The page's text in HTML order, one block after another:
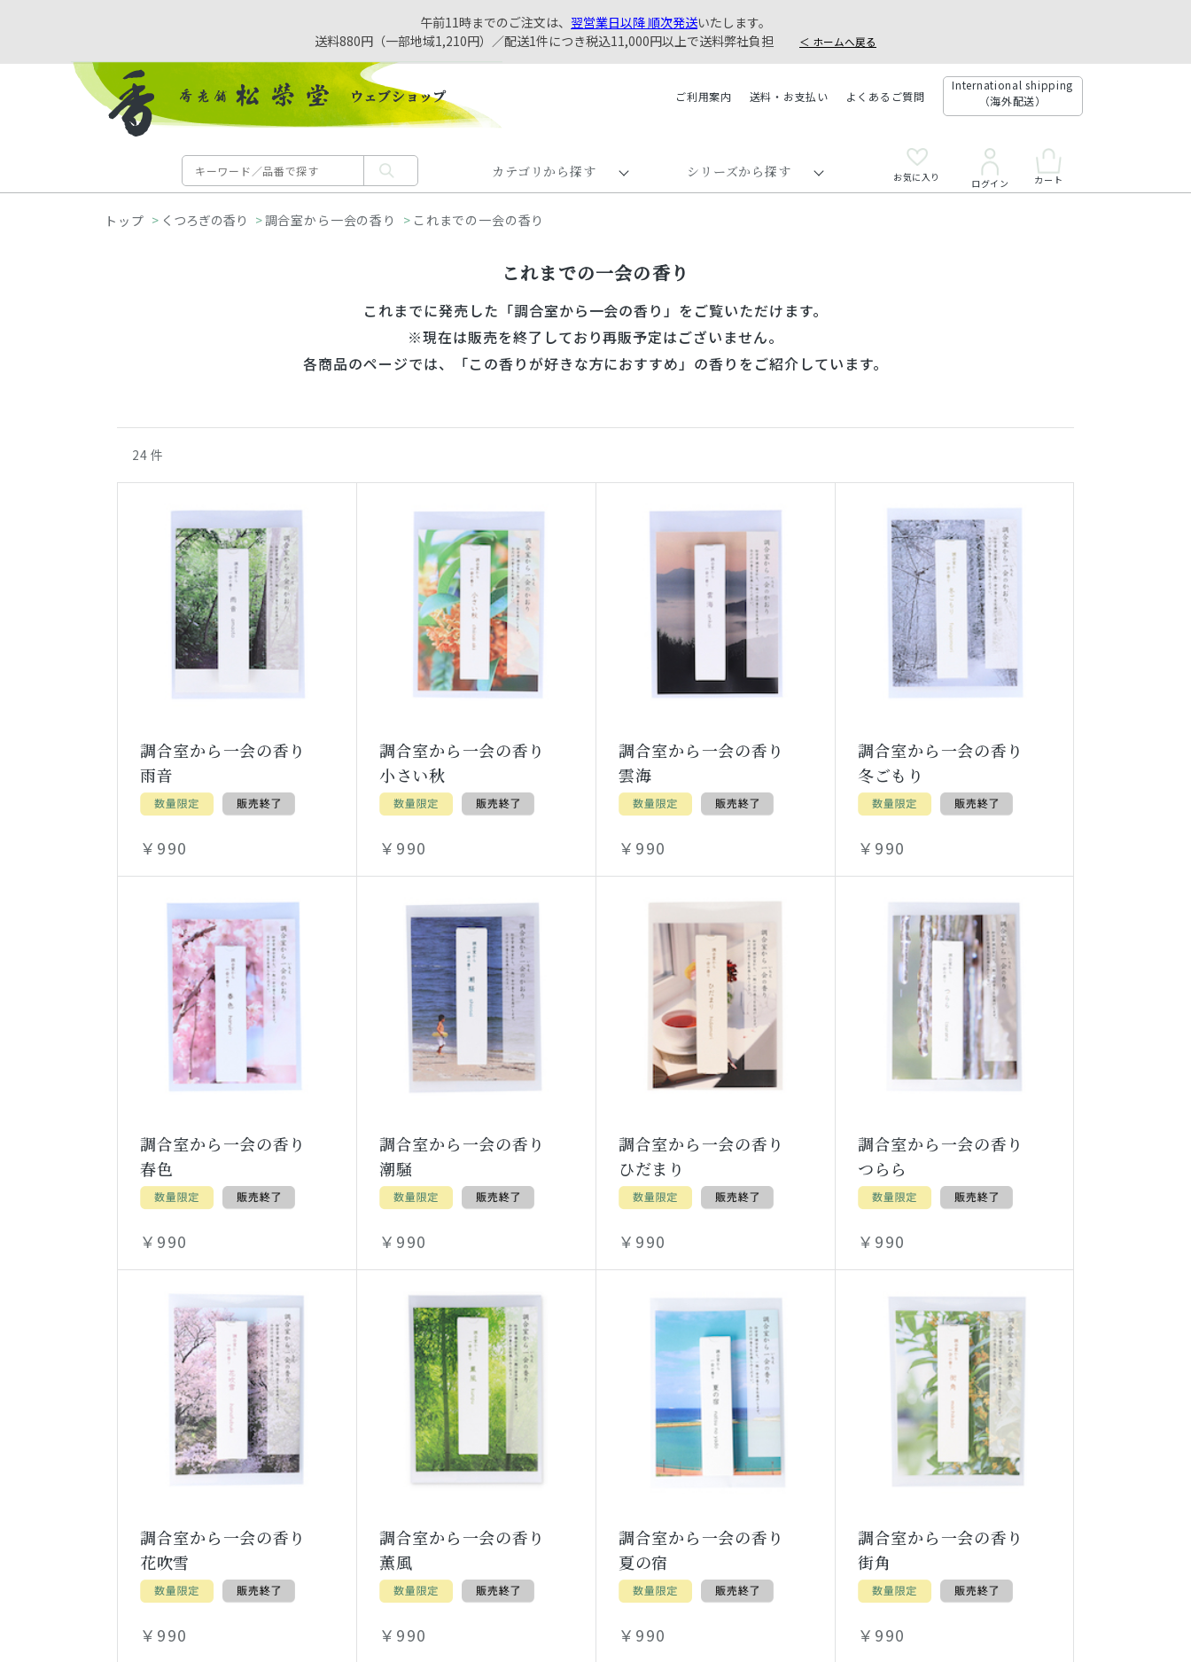
午前11時までのご注文は、 翌営業日以降 順次発送いたします。
送料880円（一部地域1,210円）／配送1件につき税込11,000円以上で送料弊社負担
＜ ホームへ戻る
ご利用案内 送料・お支払い よくあるご質問
International shipping
（海外配送）
カテゴリから探す シリーズから探す お気に入り ログイン カート
> くつろぎの香り >調合室から一会の香り > これまでの一会の香り
これまでの一会の香り
これまでに発売した「調合室から一会の香り」をご覧いただけます。
※現在は販売を終了しており再販予定はございません。
各商品のページでは、「この香りが好きな方におすすめ」の香りをご紹介しています。
24 件
調合室から一会の香り
雨音
￥990
調合室から一会の香り
小さい秋
￥990
調合室から一会の香り
雲海
￥990
調合室から一会の香り
冬ごもり
￥990
調合室から一会の香り
春色
￥990
調合室から一会の香り
潮騒
￥990
調合室から一会の香り
ひだまり
￥990
調合室から一会の香り
つらら
￥990
調合室から一会の香り
花吹雪
￥990
調合室から一会の香り
薫風
￥990
調合室から一会の香り
夏の宿
￥990
調合室から一会の香り
街角
￥990